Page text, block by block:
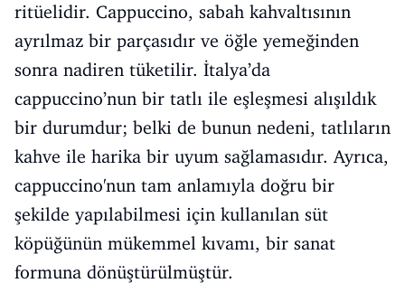
ritüelidir. Cappuccino, sabah kahvaltısının
ayrılmaz bir parçasıdır ve öğle yemeğinden
sonra nadiren tüketilir. İtalya’da
cappuccino’nun bir tatlı ile eşleşmesi alışıldık
bir durumdur; belki de bunun nedeni, tatlıların
kahve ile harika bir uyum sağlamasıdır. Ayrıca,
cappuccino'nun tam anlamıyla doğru bir
şekilde yapılabilmesi için kullanılan süt
köpüğünün mükemmel kıvamı, bir sanat
formuna dönüştürülmüştür.